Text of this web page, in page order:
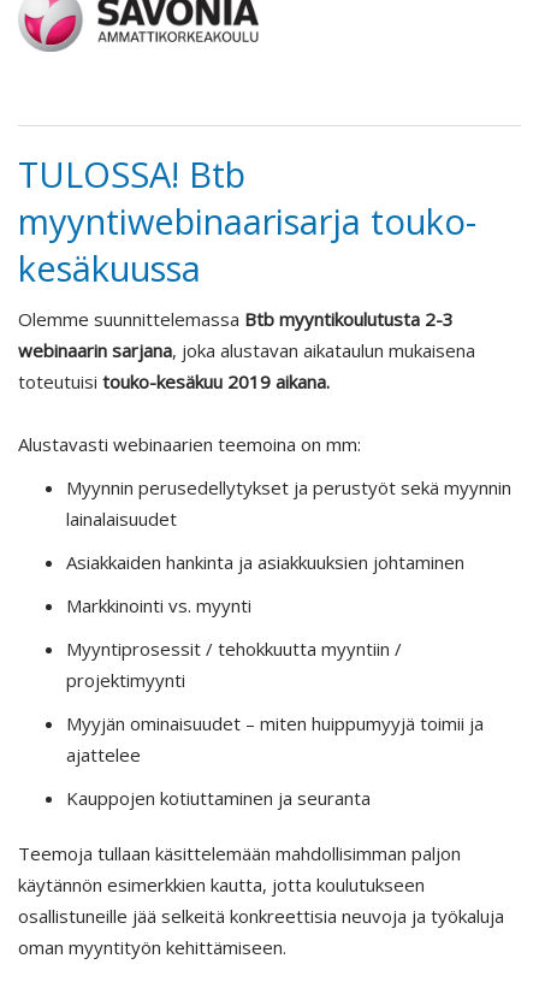
TULOSSA! Btb
myyntiwebinaarisarja touko-
kesäkuussa
Olemme suunnittelemassa Btb myyntikoulutusta 2-3
webinaarin sarjana, joka alustavan aikataulun mukaisena
toteutuisi touko-kesäkuu 2019 aikana.
Alustavasti webinaarien teemoina on mm:
Myynnin perusedellytykset ja perustyöt sekä myynnin
lainalaisuudet
Asiakkaiden hankinta ja asiakkuuksien johtaminen
Markkinointi vs. myynti
Myyntiprosessit / tehokkuutta myyntiin /
projektimyynti
Myyjän ominaisuudet – miten huippumyyjä toimii ja
ajattelee
Kauppojen kotiuttaminen ja seuranta
Teemoja tullaan käsittelemään mahdollisimman paljon
käytännön esimerkkien kautta, jotta koulutukseen
osallistuneille jää selkeitä konkreettisia neuvoja ja työkaluja
oman myyntityön kehittämiseen.